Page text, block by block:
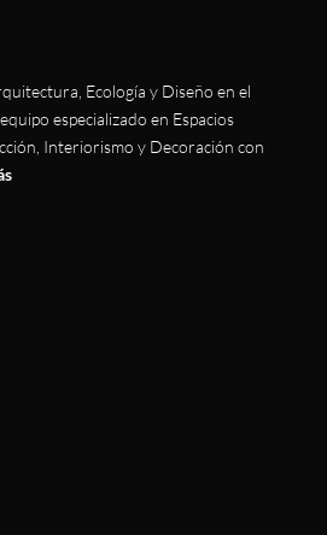
Ecología y Diseño en el
especializado en Espacios
Interiorismo y Decoración con